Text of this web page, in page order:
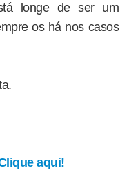
longe de ser um
os há nos casos
aqui!